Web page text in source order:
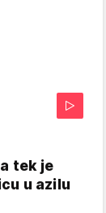
tek je
u azilu